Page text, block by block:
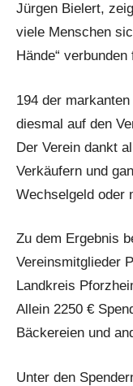
Jürgen Bielert,
viele Menschen
Hände“ verbunden
194 der
diesmal auf den
Der Verein dankt
Verkäufern und
Wechselgeld oder
Zu dem Ergebnis
Vereinsmitglieder
Landkreis
Allein 2250 €
Bäckereien und
Unter den